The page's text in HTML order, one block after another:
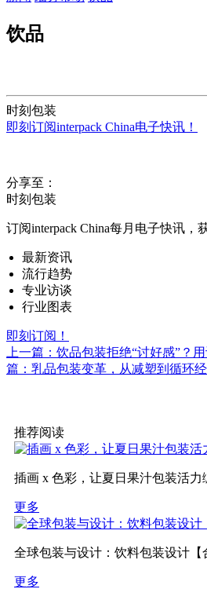
饮品
时刻包装
即刻订阅interpack China电子快讯！
分享至：
时刻包装
订阅interpack China每月电子快讯，
最新资讯
流行趋势
专业访谈
行业图表
即刻订阅！
上一篇：饮品包装拒绝“讨好感”？
篇：乳品包装变革，从减塑到循环经
推荐阅读
插画 x 色彩，让夏日果汁包装活力
更多
全球包装与设计：饮料包装设计【
更多